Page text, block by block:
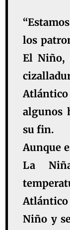
los
El Niño,
algunos
su fin.
Aunque
La
Niño y